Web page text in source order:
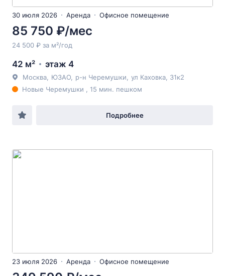
30 июля 2026 Аренда Офисное помещение
85 750 ₽/мес
24 500 ₽ за м²/год
42 м² этаж 4
Москва ЮЗАО р-н Черемушки ул Каховка , 31к2
Новые Черемушки , 15 мин. пешком
Подробнее
23 июля 2026 Аренда Офисное помещение